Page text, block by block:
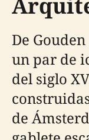
De
un par de
del siglo
de